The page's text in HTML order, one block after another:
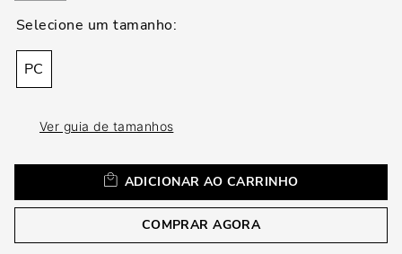
PC
Ver guia de tamanhos
ADICIONAR AO CARRINHO
COMPRAR AGORA